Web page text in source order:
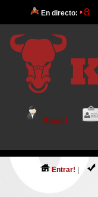
En directo: 8
Entrar!
Entrar!